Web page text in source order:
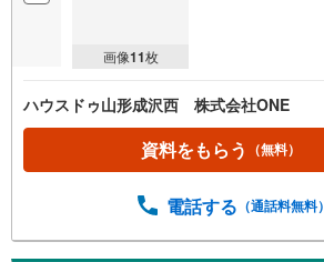
画像11枚
ハウスドゥ山形成沢西 株式会社ONE
資料をもらう （無料）
電話する （通話料無料）